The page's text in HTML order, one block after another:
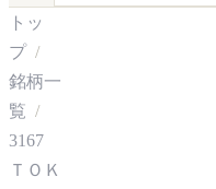
トッ
プ
銘柄一
覧
3167
ＴＯＫ